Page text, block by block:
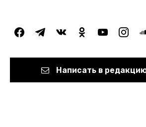
facebooktelegramvkontakteodnoklassniki
youtube
Написать в